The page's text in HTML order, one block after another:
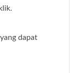
dapat